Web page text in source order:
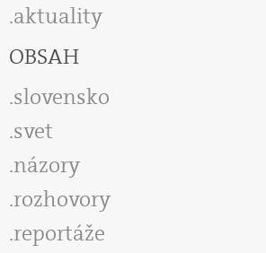
aktuality
OBSAH
slovensko
svet
názory
rozhovory
reportáže